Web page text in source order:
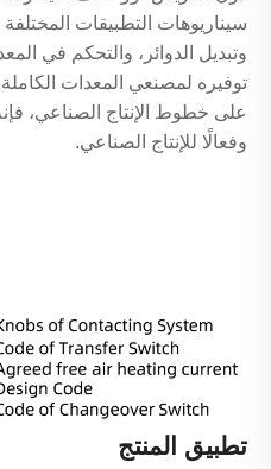
سيناريوهات التطبيقات
وتبديل الدوائر، والتحكم في
توفيره لمصنعي المعدات
على خطوط الإنتاج الصناعي،
وفعالًا للإنتاج الصناعي.
تطبيق المنتج